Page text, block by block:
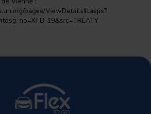
pages/ViewDetailsIII.aspx?
B-19&src=TREATY